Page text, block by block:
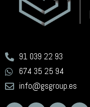
91 039 22 93
674 35 25 94
info@gsgroup.es